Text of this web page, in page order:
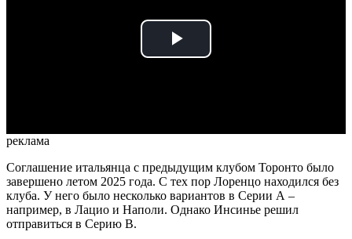
Play
реклама
Соглашение итальянца с предыдущим клубом Торонто было
завершено летом 2025 года. С тех пор Лоренцо находился без
клуба. У него было несколько вариантов в Серии А –
например, в Лацио и Наполи. Однако Инсинье решил
отправиться в Серию В.